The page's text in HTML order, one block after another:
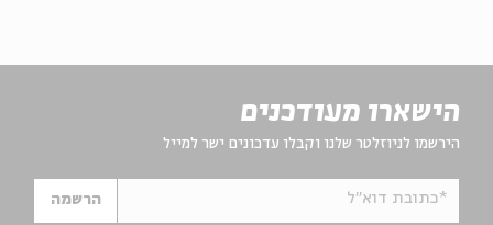
הישארו מעודכנים
הירשמו לניוזלטר שלנו וקבלו עדכונים ישר למייל
*כתובת דוא"ל הרשמה